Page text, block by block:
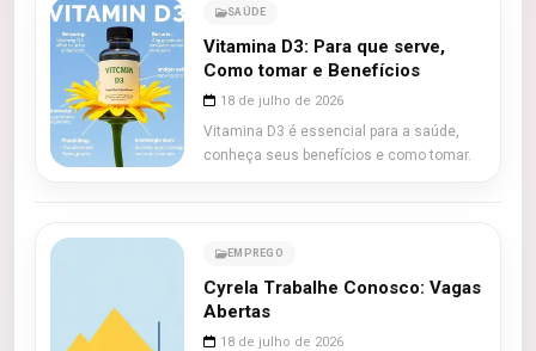
SAÚDE
Vitamina D3: Para que serve,
Como tomar e Benefícios
18 de julho de 2026
Vitamina D3 é essencial para a saúde,
conheça seus benefícios e como tomar.
EMPREGO
Cyrela Trabalhe Conosco: Vagas
Abertas
18 de julho de 2026